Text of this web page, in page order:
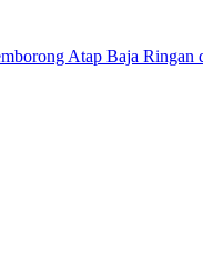
Atap Baja